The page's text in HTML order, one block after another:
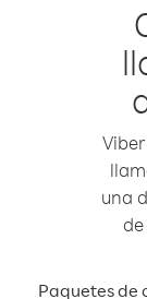
una
Paquetes de